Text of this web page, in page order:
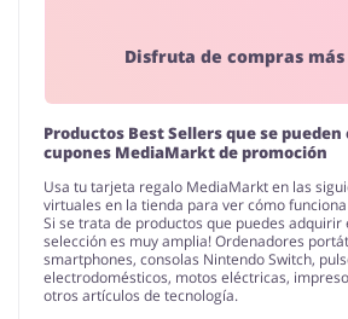
Disfruta de compras
Productos Best Sellers que se
cupones MediaMarkt de promoción
Usa tu tarjeta regalo MediaMarkt en las
virtuales en la tienda para ver cómo
Si se trata de productos que puedes adquirir
selección es muy amplia! Ordenadores
smartphones, consolas Nintendo Switch,
electrodomésticos, motos eléctricas,
otros artículos de tecnología.